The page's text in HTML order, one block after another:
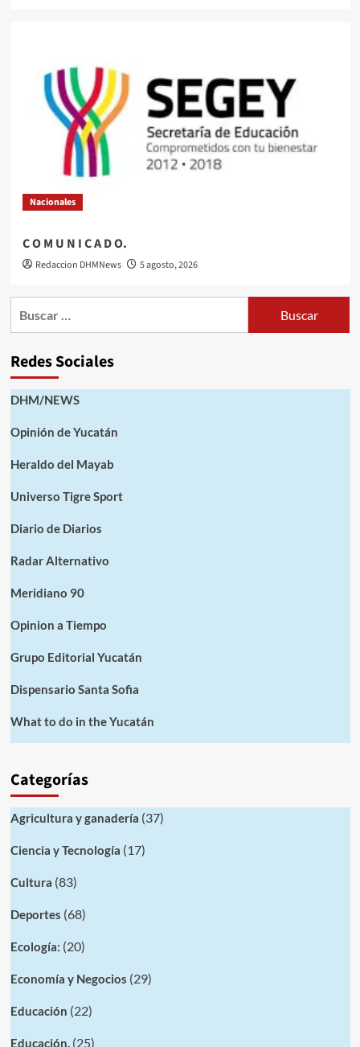
Nacionales
C O M U N I C A D O.
Redaccion DHMNews 5 agosto, 2026
Redes Sociales
DHM/NEWS
Opinión de Yucatán
Heraldo del Mayab
Universo Tigre Sport
Diario de Diarios
Radar Alternativo
Meridiano 90
Opinion a Tiempo
Grupo Editorial Yucatán
Dispensario Santa Sofia
What to do in the Yucatán
Categorías
Agricultura y ganadería (37)
Ciencia y Tecnología (17)
Cultura (83)
Deportes (68)
Ecología: (20)
Economía y Negocios (29)
Educación (22)
Educación.(25)